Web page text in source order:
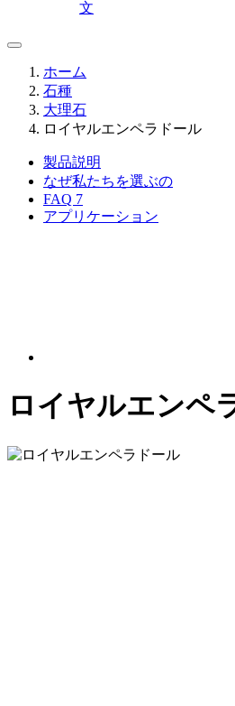
文
ホーム
石種
大理石
ロイヤルエンペラドール
製品説明
なぜ私たちを選ぶの
FAQ 7
アプリケーション
ロイヤルエンペ